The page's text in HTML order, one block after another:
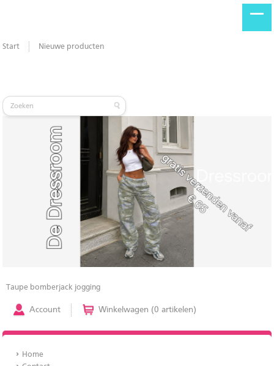
Start Nieuwe producten
Taupe bomberjack jogging
Account Winkelwagen (0 artikelen)
Home